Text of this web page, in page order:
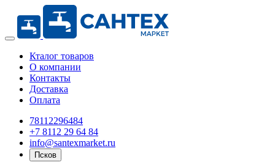
Кталог товаров
О компании
Контакты
Доставка
Оплата
78112296484
+7 8112 29 64 84
info@santexmarket.ru
Псков